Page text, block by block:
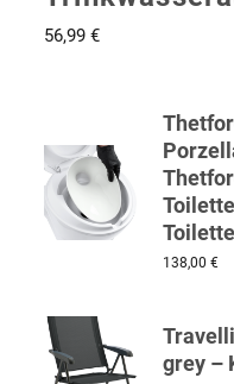
56,99 €
138,00 €
grey –